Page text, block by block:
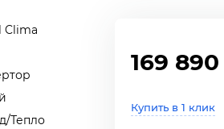
Clima
Тепло
169 890
Купить в 1 клик